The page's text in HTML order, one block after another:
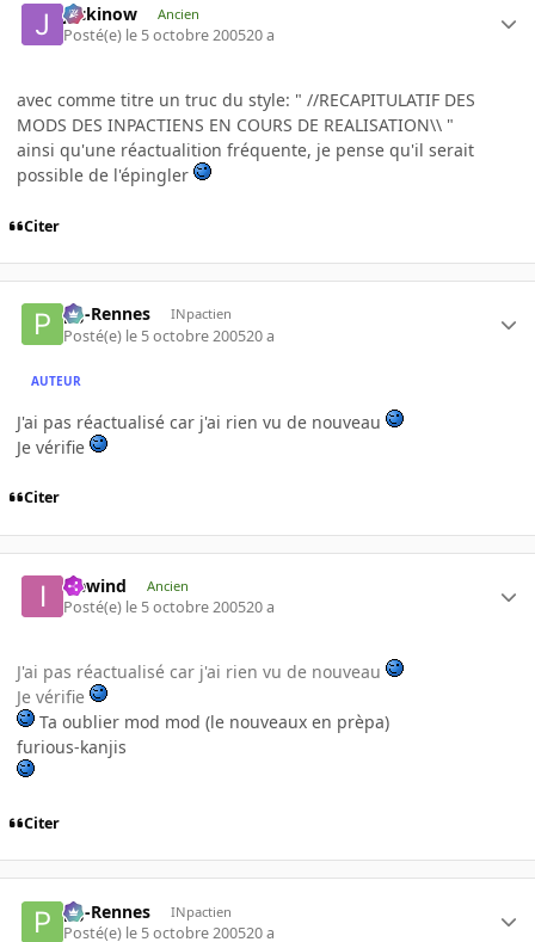
jackinow Ancien
Posté(e) le 5 octobre 200520 a
avec comme titre un truc du style: " //RECAPITULATIF DES
MODS DES INPACTIENS EN COURS DE REALISATION\\ "
ainsi qu'une réactualition fréquente, je pense qu'il serait
possible de l'épingler
Citer
pg-Rennes INpactien
Posté(e) le 5 octobre 200520 a
AUTEUR
J'ai pas réactualisé car j'ai rien vu de nouveau
Je vérifie
Citer
icewind Ancien
Posté(e) le 5 octobre 200520 a
J'ai pas réactualisé car j'ai rien vu de nouveau
Je vérifie
Ta oublier mod mod (le nouveaux en prèpa)
furious-kanjis
Citer
pg-Rennes INpactien
Posté(e) le 5 octobre 200520 a